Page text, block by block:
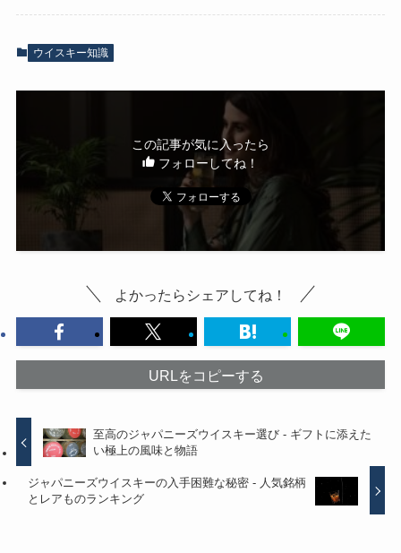
ウイスキー知識
この記事が気に入ったら
フォローしてね！
よかったらシェアしてね！
URLをコピーする
至高のジャパニーズウイスキー選び - ギフトに添えた
い極上の風味と物語
ジャパニーズウイスキーの入手困難な秘密 - 人気銘柄
とレアものランキング